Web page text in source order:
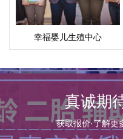
幸福婴儿生殖中心
真诚期
获取报价·了解更